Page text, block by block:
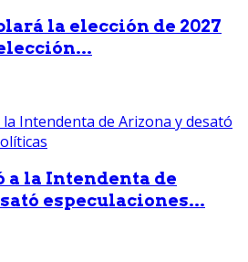
la elección de 2027
a la Intendenta de
especulaciones...